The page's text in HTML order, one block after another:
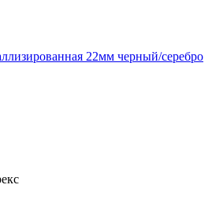
22мм черный/серебро